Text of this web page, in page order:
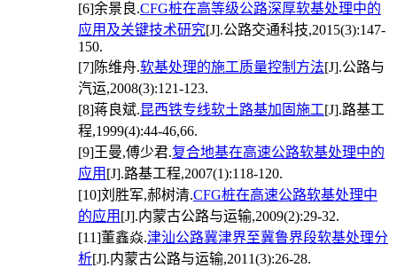
[6]余景良.CFG桩在高等级公路深厚软基处理中的
应用及关键技术研究[J].公路交通科技,2015(3):147-
150.
[7]陈维舟.软基处理的施工质量控制方法[J].公路与
汽运,2008(3):121-123.
[8]蒋良斌.昆西铁专线软土路基加固施工[J].路基工
程,1999(4):44-46,66.
[9]王曼,傅少君.复合地基在高速公路软基处理中的
应用 [J].路基工程,2007(1):118-120.
[10]刘胜军,郝树清.CFG桩在高速公路软基处理中
的应用 [J].内蒙古公路与运输,2009(2):29-32.
[11]董鑫焱.津汕公路冀津界至冀鲁界段软基处理分
析[J].内蒙古公路与运输,2011(3):26-28.